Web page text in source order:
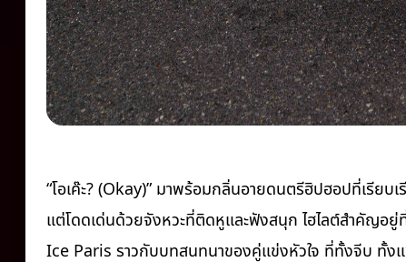
“โอเค๊ะ? (Okay)” มาพร้อมกลิ่นอายดนตรีฮิปฮอปที่เรีย
แต่โดดเด่นด้วยจังหวะที่ติดหูและฟังสนุก ไฮไลต์สำคัญอยู่
Ice Paris ราวกับบทสนทนาของคู่แข่งหัวใจ ที่ทั้งจีบ ทั้ง